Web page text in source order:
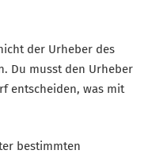
der Urheber des
Du musst den Urheber
entscheiden, was mit
bestimmten